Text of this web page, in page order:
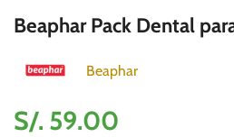
Beaphar Pack Dental
Beaphar
S/. 59.00